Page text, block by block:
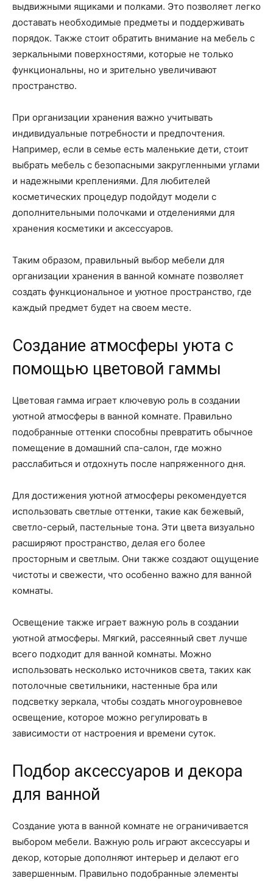
выдвижными ящиками и полками. Это позволяет легко
доставать необходимые предметы и поддерживать
порядок. Также стоит обратить внимание на мебель с
зеркальными поверхностями, которые не только
функциональны, но и зрительно увеличивают
пространство.
При организации хранения важно учитывать
индивидуальные потребности и предпочтения.
Например, если в семье есть маленькие дети, стоит
выбрать мебель с безопасными закругленными углами
и надежными креплениями. Для любителей
косметических процедур подойдут модели с
дополнительными полочками и отделениями для
хранения косметики и аксессуаров.
Таким образом, правильный выбор мебели для
организации хранения в ванной комнате позволяет
создать функциональное и уютное пространство, где
каждый предмет будет на своем месте.
Создание атмосферы уюта с
помощью цветовой гаммы
Цветовая гамма играет ключевую роль в создании
уютной атмосферы в ванной комнате. Правильно
подобранные оттенки способны превратить обычное
помещение в домашний спа-салон, где можно
расслабиться и отдохнуть после напряженного дня.
Для достижения уютной атмосферы рекомендуется
использовать светлые оттенки, такие как бежевый,
светло-серый, пастельные тона. Эти цвета визуально
расширяют пространство, делая его более
просторным и светлым. Они также создают ощущение
чистоты и свежести, что особенно важно для ванной
комнаты.
Освещение также играет важную роль в создании
уютной атмосферы. Мягкий, рассеянный свет лучше
всего подходит для ванной комнаты. Можно
использовать несколько источников света, таких как
потолочные светильники, настенные бра или
подсветку зеркала, чтобы создать многоуровневое
освещение, которое можно регулировать в
зависимости от настроения и времени суток.
Подбор аксессуаров и декора
для ванной
Создание уюта в ванной комнате не ограничивается
выбором мебели. Важную роль играют аксессуары и
декор, которые дополняют интерьер и делают его
завершенным. Правильно подобранные элементы